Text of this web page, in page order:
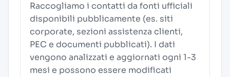
Raccogliamo i contatti da fonti ufficiali
disponibili pubblicamente (es. siti
corporate, sezioni assistenza clienti,
PEC e documenti pubblicati). I dati
vengono analizzati e aggiornati ogni 1-3
mesi e possono essere modificati